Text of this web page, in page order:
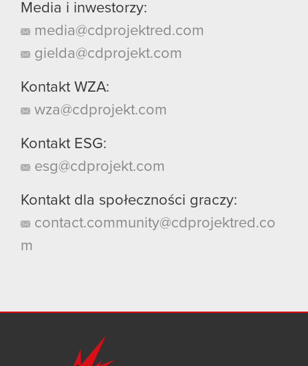
Media i inwestorzy:
media@cdprojektred.com
gielda@cdprojekt.com
Kontakt WZA:
wza@cdprojekt.com
Kontakt ESG:
esg@cdprojekt.com
Kontakt dla społeczności graczy:
contact.community@cdprojektred.co
m